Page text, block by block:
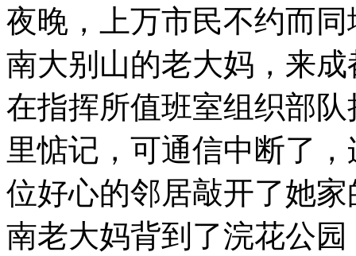
夜晚，上万市民不约而
南大别山的老大妈，来
在指挥所值班室组织部
里惦记，可通信中断了
位好心的邻居敲开了她
南老大妈背到了浣花公